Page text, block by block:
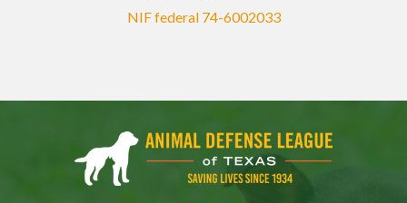
NIF federal 74-6002033